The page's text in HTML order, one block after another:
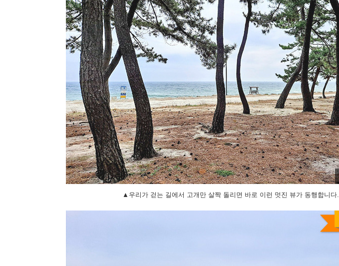
▲우리가 걷는 길에서 고개만 살짝 돌리면 바로 이런 멋진 뷰가 동행합니다.